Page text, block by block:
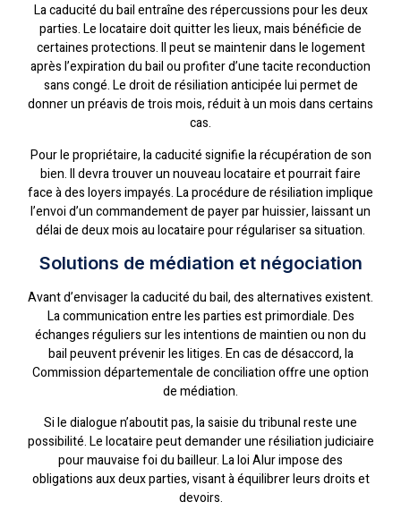
La caducité du bail entraîne des répercussions pour les deux
parties. Le locataire doit quitter les lieux, mais bénéficie de
certaines protections. Il peut se maintenir dans le logement
après l’expiration du bail ou profiter d’une tacite reconduction
sans congé. Le droit de résiliation anticipée lui permet de
donner un préavis de trois mois, réduit à un mois dans certains
cas.
Pour le propriétaire, la caducité signifie la récupération de son
bien. Il devra trouver un nouveau locataire et pourrait faire
face à des loyers impayés. La procédure de résiliation implique
l’envoi d’un commandement de payer par huissier, laissant un
délai de deux mois au locataire pour régulariser sa situation.
Solutions de médiation et négociation
Avant d’envisager la caducité du bail, des alternatives existent.
La communication entre les parties est primordiale. Des
échanges réguliers sur les intentions de maintien ou non du
bail peuvent prévenir les litiges. En cas de désaccord, la
Commission départementale de conciliation offre une option
de médiation.
Si le dialogue n’aboutit pas, la saisie du tribunal reste une
possibilité. Le locataire peut demander une résiliation judiciaire
pour mauvaise foi du bailleur. La loi Alur impose des
obligations aux deux parties, visant à équilibrer leurs droits et
devoirs.